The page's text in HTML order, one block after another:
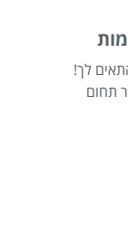
לך!
תחום